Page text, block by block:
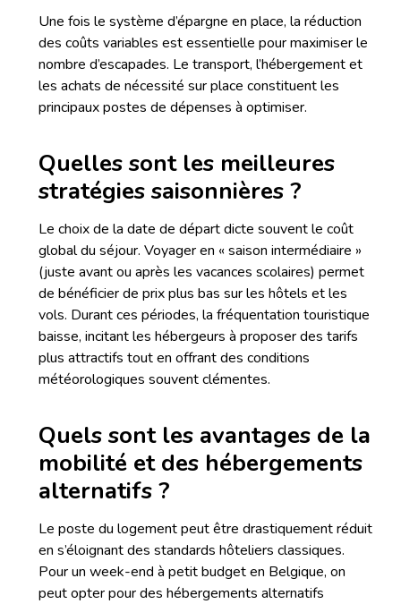
Une fois le système d’épargne en place, la réduction
des coûts variables est essentielle pour maximiser le
nombre d’escapades. Le transport, l’hébergement et
les achats de nécessité sur place constituent les
principaux postes de dépenses à optimiser.
Quelles sont les meilleures
stratégies saisonnières ?
Le choix de la date de départ dicte souvent le coût
global du séjour. Voyager en « saison intermédiaire »
(juste avant ou après les vacances scolaires) permet
de bénéficier de prix plus bas sur les hôtels et les
vols. Durant ces périodes, la fréquentation touristique
baisse, incitant les hébergeurs à proposer des tarifs
plus attractifs tout en offrant des conditions
météorologiques souvent clémentes.
Quels sont les avantages de la
mobilité et des hébergements
alternatifs ?
Le poste du logement peut être drastiquement réduit
en s’éloignant des standards hôteliers classiques.
Pour un week-end à petit budget en Belgique, on
peut opter pour des hébergements alternatifs